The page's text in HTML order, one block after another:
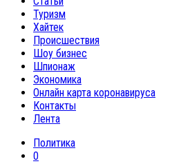
Туризм
Хайтек
Происшествия
Шоу бизнес
Шпионаж
Экономика
Онлайн карта коронавируса
Контакты
Лента
Политика
0